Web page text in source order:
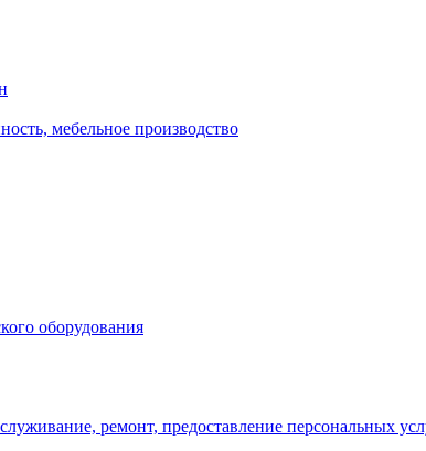
мебельное производство
оборудования
ремонт, предоставление персональных